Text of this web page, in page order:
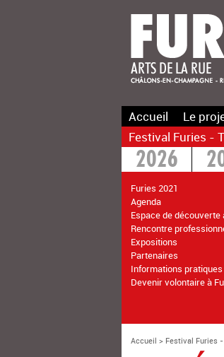
Accueil Le
Festival Furies -
2026
Furies 2021
Agenda
Espace de
Rencontre
Expositions
Partenaires
Informations pratiques
Devenir volontaire à
2016
Accueil > Festival Furies